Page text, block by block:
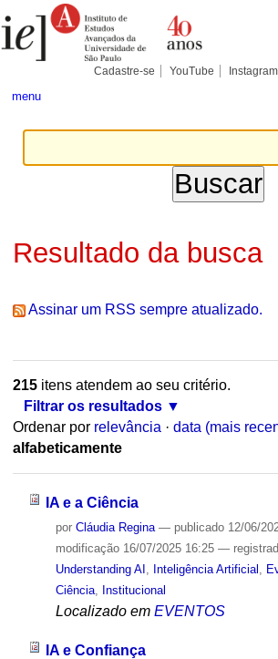
para
conteúdo.
Pessoais
Cadastre-se YouTube Instagram
menu
Resultado da busca
Assinar um RSS sempre atualizado.
215itens atendem ao seu critério.
Filtrar os resultados
Ordenar por relevância · data (mais
alfabeticamente
IA e a Ciência
por Cláudia Regina — publicado12/06/
modificação16/07/2025 16:25 —
Understanding AI
Inteligência Artificial
Ciência, Institucional
Localizado em EVENTOS
IA e Confiança